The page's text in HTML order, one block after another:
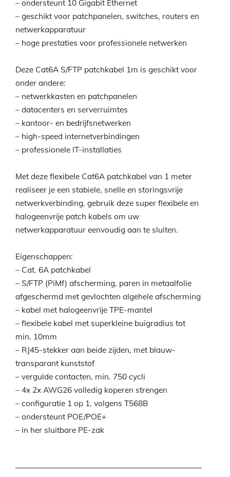
– ondersteunt 10 Gigabit Ethernet
– geschikt voor patchpanelen, switches, routers en
netwerkapparatuur
– hoge prestaties voor professionele netwerken
Deze Cat6A S/FTP patchkabel 1m is geschikt voor
onder andere:
– netwerkkasten en patchpanelen
– datacenters en serverruimtes
– kantoor- en bedrijfsnetwerken
– high-speed internetverbindingen
– professionele IT-installaties
Met deze flexibele Cat6A patchkabel van 1 meter
realiseer je een stabiele, snelle en storingsvrije
netwerkverbinding, gebruik deze super flexibele en
halogeenvrije patch kabels om uw
netwerkapparatuur eenvoudig aan te sluiten.
Eigenschappen:
– Cat. 6A patchkabel
– S/FTP (PiMf) afscherming, paren in metaalfolie
afgeschermd met gevlochten algehele afscherming
– kabel met halogeenvrije TPE-mantel
– flexibele kabel met superkleine buigradius tot
min. 10mm
– RJ45-stekker aan beide zijden, met blauw-
transparant kunststof
– vergulde contacten, min. 750 cycli
– 4x 2x AWG26 volledig koperen strengen
– configuratie 1 op 1, volgens T568B
– ondersteunt POE/POE+
– in her sluitbare PE-zak